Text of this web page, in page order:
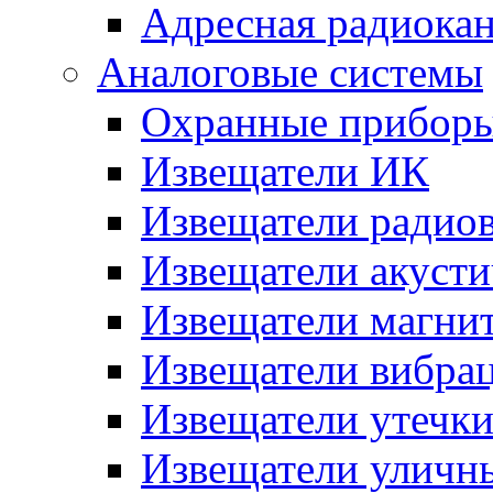
Адресная
Аналоговые системы
Охранные
Извещатели ИК
Извещатели
Извещатели
Извещатели
Извещатели
Извещатели утечки
Извещатели